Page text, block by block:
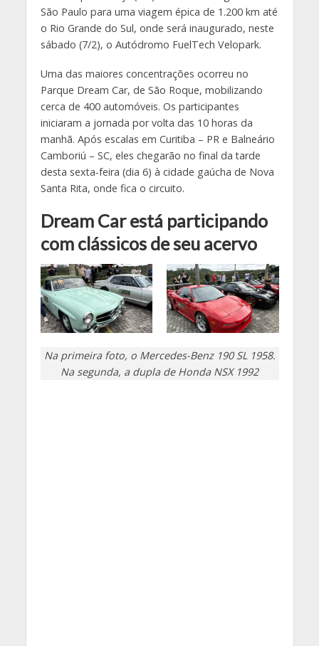
São Paulo para uma viagem épica de 1.200 km até
o Rio Grande do Sul, onde será inaugurado, neste
sábado (7/2), o Autódromo FuelTech Velopark.
Uma das maiores concentrações ocorreu no
Parque Dream Car, de São Roque, mobilizando
cerca de 400 automóveis. Os participantes
iniciaram a jornada por volta das 10 horas da
manhã. Após escalas em Curitiba – PR e Balneário
Camboriú – SC, eles chegarão no final da tarde
desta sexta-feira (dia 6) à cidade gaúcha de Nova
Santa Rita, onde fica o circuito.
Dream Car está participando
com clássicos de seu acervo
Na primeira foto, o Mercedes-Benz 190 SL 1958.
Na segunda, a dupla de Honda NSX 1992